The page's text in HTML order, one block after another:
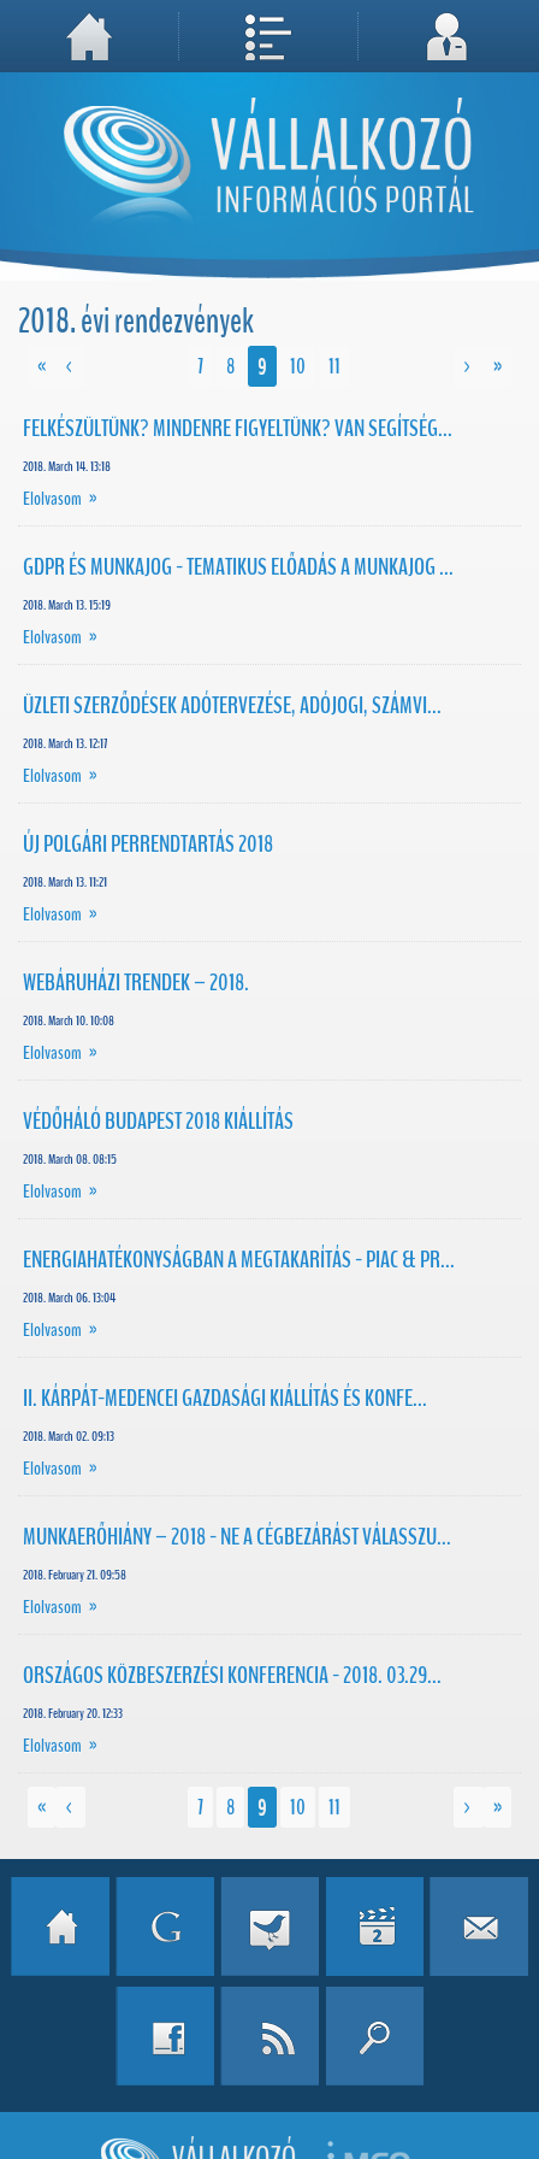
A weboldal használatával Ön elfogadja, hogy Cookie-kat (sütiket) tároljunk számítógépén. A sütik a weboldal megfelelő működéséhez
Megértettem, folytatás...
2018. évi rendezvények
« < 7 8 9 10 11 > »
FELKÉSZÜLTÜNK? MINDENRE FIGYELTÜNK? VAN SEGÍTSÉG...
2018. March 14. 13:18
Elolvasom »
GDPR ÉS MUNKAJOG - TEMATIKUS ELŐADÁS A MUNKAJOG ...
2018. March 13. 15:19
Elolvasom »
ÜZLETI SZERZŐDÉSEK ADÓTERVEZÉSE, ADÓJOGI, SZÁMVI...
2018. March 13. 12:17
Elolvasom »
ÚJ POLGÁRI PERRENDTARTÁS 2018
2018. March 13. 11:21
Elolvasom »
WEBÁRUHÁZI TRENDEK – 2018.
2018. March 10. 10:08
Elolvasom »
VÉDŐHÁLÓ BUDAPEST 2018 KIÁLLÍTÁS
2018. March 08. 08:15
Elolvasom »
ENERGIAHATÉKONYSÁGBAN A MEGTAKARÍTÁS - PIAC & PR...
2018. March 06. 13:04
Elolvasom »
II. KÁRPÁT-MEDENCEI GAZDASÁGI KIÁLLÍTÁS ÉS KONFE...
2018. March 02. 09:13
Elolvasom »
MUNKAERŐHIÁNY – 2018 - NE A CÉGBEZÁRÁST VÁLASSZU...
2018. February 21. 09:58
Elolvasom »
ORSZÁGOS KÖZBESZERZÉSI KONFERENCIA - 2018. 03.29...
2018. February 20. 12:33
Elolvasom »
« < 7 8 9 10 11 > »